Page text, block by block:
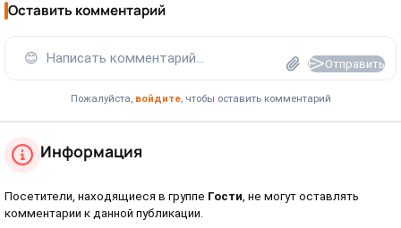
Оставить комментарий
😊 Написать комментарий... Отправить
Пожалуйста, войдите, чтобы оставить комментарий
Информация
Посетители, находящиеся в группе Гости , не могут оставлять
комментарии к данной публикации.